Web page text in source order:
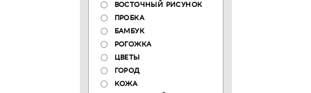
ВОСТОЧНЫЙ РИСУНОК
ПРОБКА
БАМБУК
РОГОЖКА
ЦВЕТЫ
ГОРОД
КОЖА